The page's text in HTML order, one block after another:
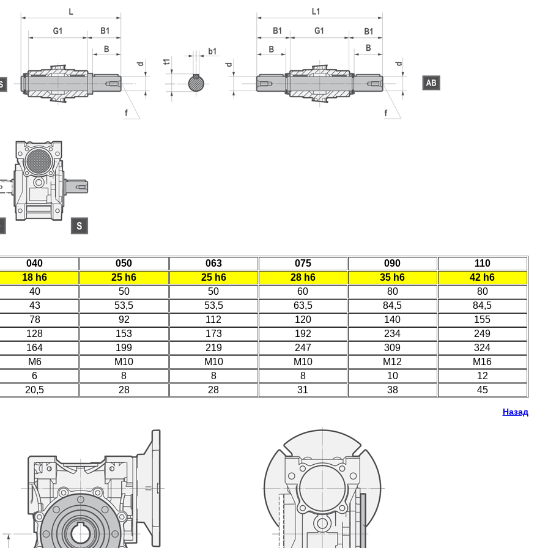
040 050 063 075 090
110
18 h6
25 h6 25 h6 28 h6 35 h6
42 h6
40
50 50 60 80
80
43
53,5 53,5 63,5 84,5
84,5
78
92 112 120 140
155
128
153 173 192 234
249
164
199 219 247 309
324
M6
M10 M10 M10 M12
M16
6
8 8 8 10
12
20,5
28 28 31 38 45
Назад